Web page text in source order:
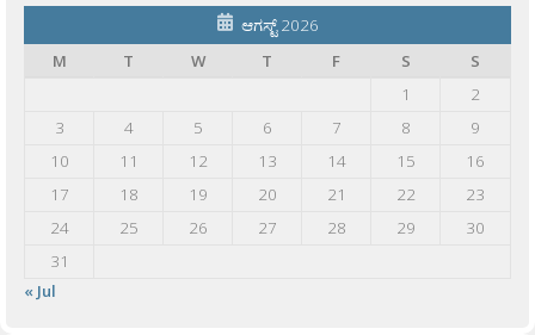
ಆಗಸ್ಟ್ 2026
M
T W T F S
S
1
2
3
4 5 6 7 8
9
10
11 12 13 14 15
16
17
18 19 20 21 22
23
24
25 26 27 28 29
30
31
« Jul